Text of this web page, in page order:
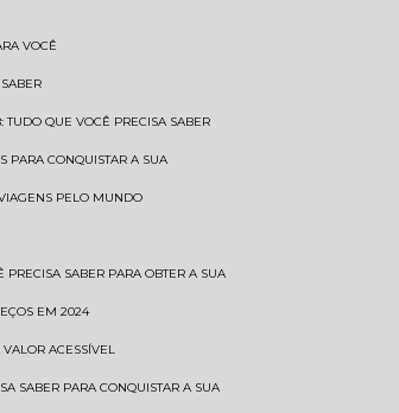
VOCÊ
TUDO QUE VOCÊ PRECISA SABER
PARA CONQUISTAR A SUA
PELO MUNDO
PRECISA SABER PARA OBTER A SUA
EM 2024
VALOR ACESSÍVEL
SABER PARA CONQUISTAR A SUA